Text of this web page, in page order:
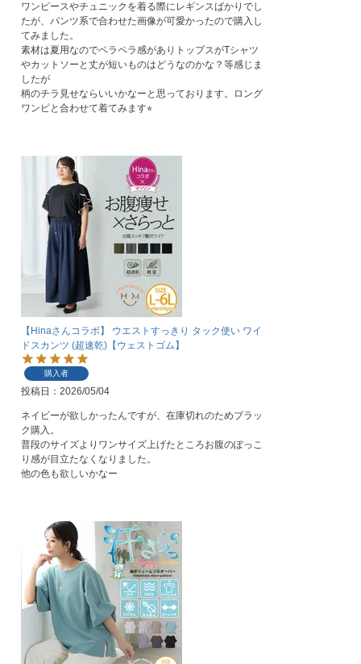
ワンピースやチュニックを着る際にレギンスばかりでし
たが、パンツ系で合わせた画像が可愛かったので購入し
てみました。
素材は夏用なのでペラペラ感がありトップスがTシャツ
やカットソーと丈が短いものはどうなのかな？等感じま
したが
柄のチラ見せならいいかなーと思っております。ロング
ワンピと合わせて着てみます⭐︎
【Hinaさんコラボ】 ウエストすっきり タック使い ワイ
ドスカンツ (超速乾)【ウェストゴム】
購入者
投稿日 2026/05/04
ネイビーが欲しかったんですが、在庫切れのためブラッ
ク購入。
普段のサイズよりワンサイズ上げたところお腹のぽっこ
り感が目立たなくなりました。
他の色も欲しいかなー